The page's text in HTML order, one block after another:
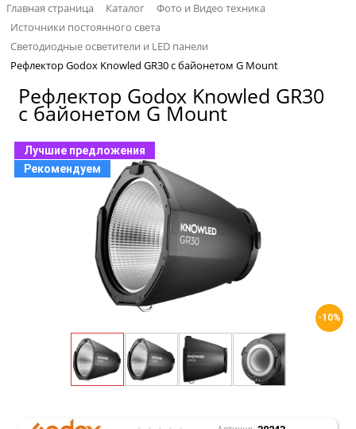
Главная страница Каталог
Фото и Видео техника
Источники постоянного света
Светодиодные осветители и LED панели
Рефлектор Godox Knowled GR30 с байонетом G Mount
Рефлектор Godox Knowled GR30
с байонетом G Mount
Лучшие предложения
Рекомендуем
-10%